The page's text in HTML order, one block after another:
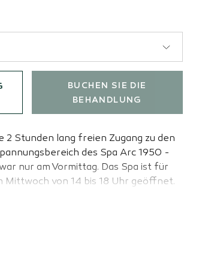
BUCHEN SIE DIE
BEHANDLUNG
2 Stunden lang freien Zugang zu den
des Spa Arc 1950 -
nur am Vormittag. Das Spa ist für
Mittwoch von 14 bis 18 Uhr geöffnet.